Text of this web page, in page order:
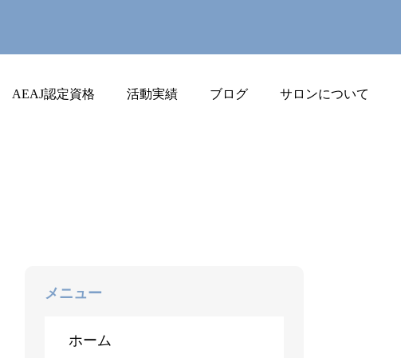
AEAJ認定資格 活動実績 ブログ サロンについて
メニュー
ホーム